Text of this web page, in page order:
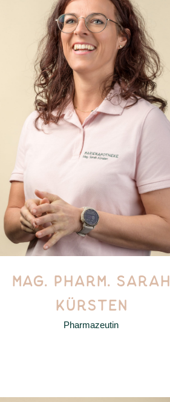
MAG. PHARM. SARAH
KÜRSTEN
Pharmazeutin